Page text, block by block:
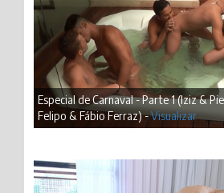
Especial de Carnaval - Parte 1 (Iziz &
Felipo & Fábio Ferraz) -Visualizar